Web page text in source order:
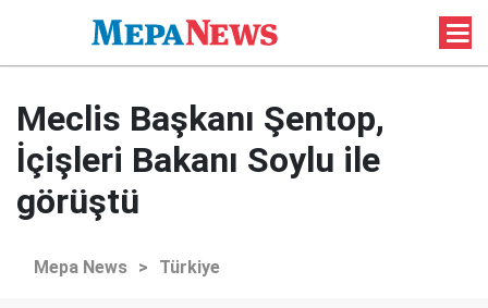
Meclis Başkanı Şentop,
İçişleri Bakanı Soylu ile
görüştü
Mepa News > Türkiye